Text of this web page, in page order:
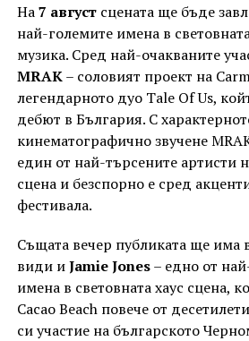
На7 августсцената ще бъде
най-големите имена в
музика. Сред най-очакваните
MRAK– соловият проект на
легендарното дуо Tale Of Us,
дебют в България. С
кинематографично звучене
един от най-търсените артисти
сцена и безспорно е сред
фестивала.
Същата вечер публиката ще има
види иJamie Jones– едно от
имена в световната хаус сцена,
Cacao Beach повече от
си участие на българското